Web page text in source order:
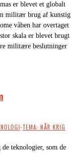
er blevet et globalt
militær brug af kunstig
våben har overtaget
skala er blevet brugt
militære beslutninger
·TEMA: NÅR KRIG
teknologier, som de